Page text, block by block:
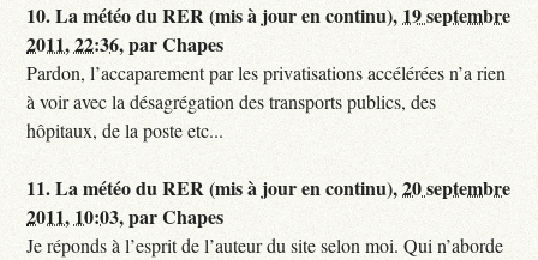
10.La météo du RER (mis à jour en continu), 19 septembre
2011, 22:36,parChapes
Pardon, l’accaparement par les privatisations accélérées n’a rien
à voir avec la désagrégation des transports publics, des
hôpitaux, de la poste etc...
11.La météo du RER (mis à jour en continu),20 septembre
2011, 10:03,parChapes
Je réponds à l’esprit de l’auteur du site selon moi. Qui n’aborde